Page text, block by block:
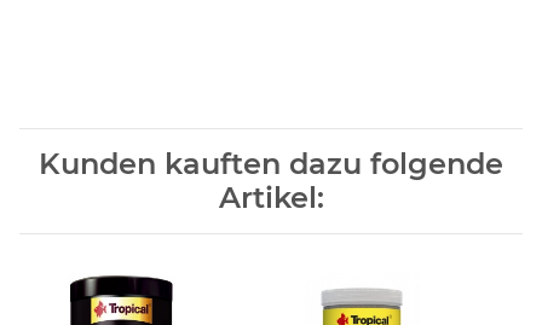
Kunden kauften dazu folgende
Artikel: